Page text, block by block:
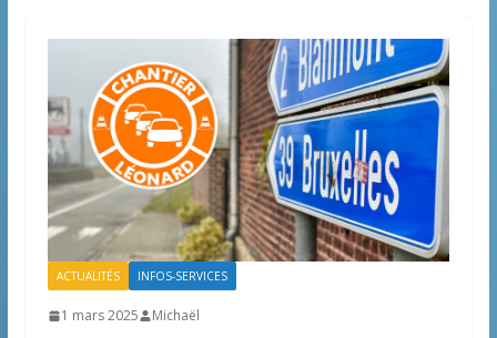
ACTUALITÉS INFOS-SERVICES
1 mars 2025 Michaël